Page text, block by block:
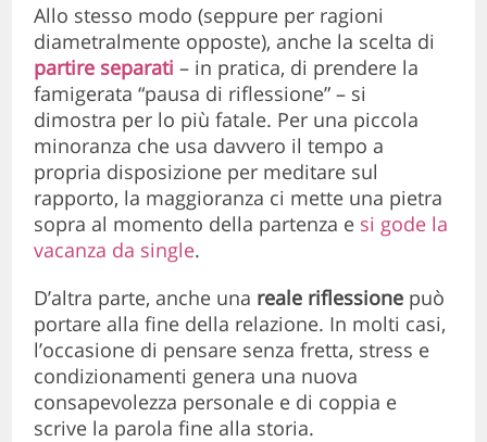
Allo stesso modo (seppure per ragioni
diametralmente opposte), anche la scelta di
partire separati – in pratica, di prendere la
famigerata “pausa di riflessione” – si
dimostra per lo più fatale. Per una piccola
minoranza che usa davvero il tempo a
propria disposizione per meditare sul
rapporto, la maggioranza ci mette una pietra
sopra al momento della partenza e si gode la
vacanza da single.
D’altra parte, anche una reale riflessione può
portare alla fine della relazione. In molti casi,
l’occasione di pensare senza fretta, stress e
condizionamenti genera una nuova
consapevolezza personale e di coppia e
scrive la parola fine alla storia.